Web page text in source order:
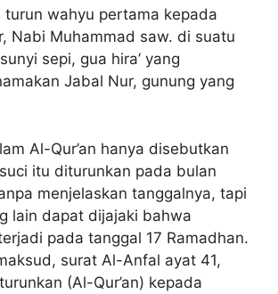
turun wahyu pertama kepada
Nabi Muhammad saw. di suatu
sepi, gua hira’ yang
Jabal Nur, gunung yang
Al-Qur’an hanya disebutkan
itu diturunkan pada bulan
menjelaskan tanggalnya, tapi
lain dapat dijajaki bahwa
pada tanggal 17 Ramadhan.
surat Al-Anfal ayat 41,
(Al-Qur’an) kepada